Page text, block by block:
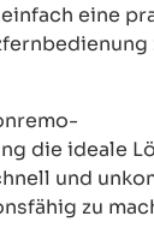
eine
die ideale
und
zu